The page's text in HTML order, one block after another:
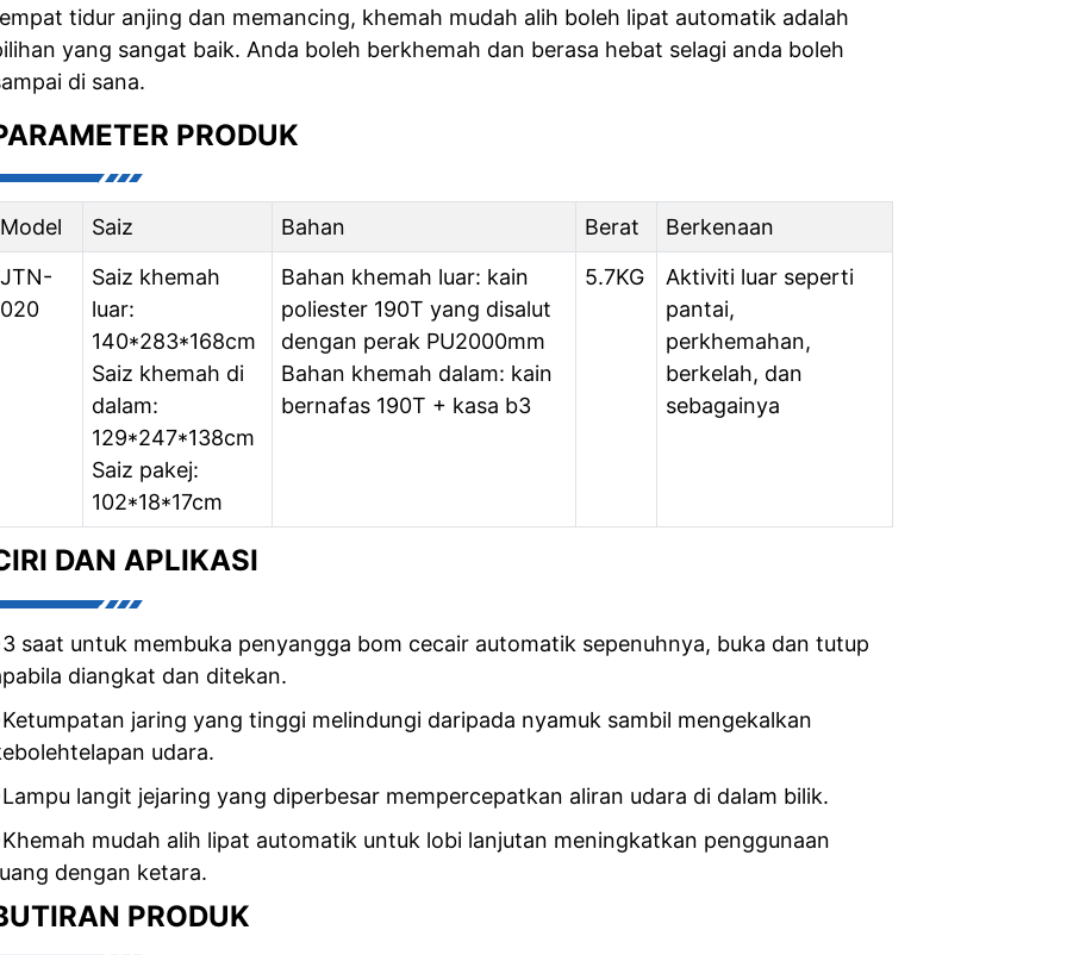
tidur anjing dan memancing, khemah mudah alih boleh lipat automatik adalah
yang sangat baik. Anda boleh berkhemah dan berasa hebat selagi anda boleh
di sana.
PRODUK
Model Saiz Bahan Berat
Berkenaan
JTN-
020
Saiz khemah
luar:
140*283*168cm
Saiz khemah di
dalam:
129*247*138cm
Saiz pakej:
102*18*17cm
Bahan khemah luar: kain
poliester 190T yang disalut
dengan perak PU2000mm
Bahan khemah dalam: kain
bernafas 190T + kasa b3
5.7KG
Aktiviti luar seperti
pantai,
perkhemahan,
berkelah, dan
sebagainya
DAN APLIKASI
saat untuk membuka penyangga bom cecair automatik sepenuhnya, buka dan tutup
diangkat dan ditekan.
jaring yang tinggi melindungi daripada nyamuk sambil mengekalkan
udara.
langit jejaring yang diperbesar mempercepatkan aliran udara di dalam bilik.
mudah alih lipat automatik untuk lobi lanjutan meningkatkan penggunaan
dengan ketara.
PRODUK